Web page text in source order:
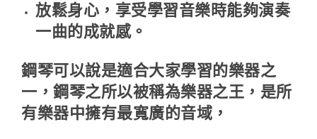
放鬆身心，享受學習音樂時能夠演奏
一曲的成就感。
鋼琴可以說是適合大家學習的樂器之
一，鋼琴之所以被稱為樂器之王，是所
有樂器中擁有最寬廣的音域，